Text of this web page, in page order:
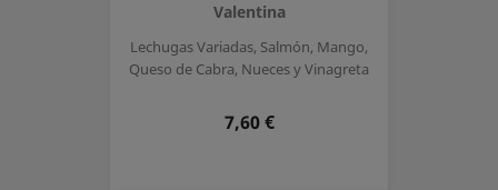
Valentina
Lechugas Variadas, Salmón, Mango,
Queso de Cabra, Nueces y Vinagreta
Precio
7,60 €